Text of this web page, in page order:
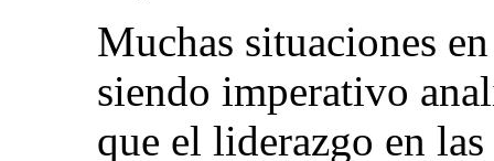
Muchas situaciones
siendo imperativo
que el liderazgo en